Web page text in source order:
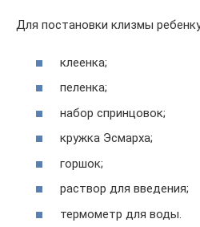
Для постановки клизмы
клеенка;
пеленка;
набор спринцовок;
кружка Эсмарха;
горшок;
раствор для введения;
термометр для воды.